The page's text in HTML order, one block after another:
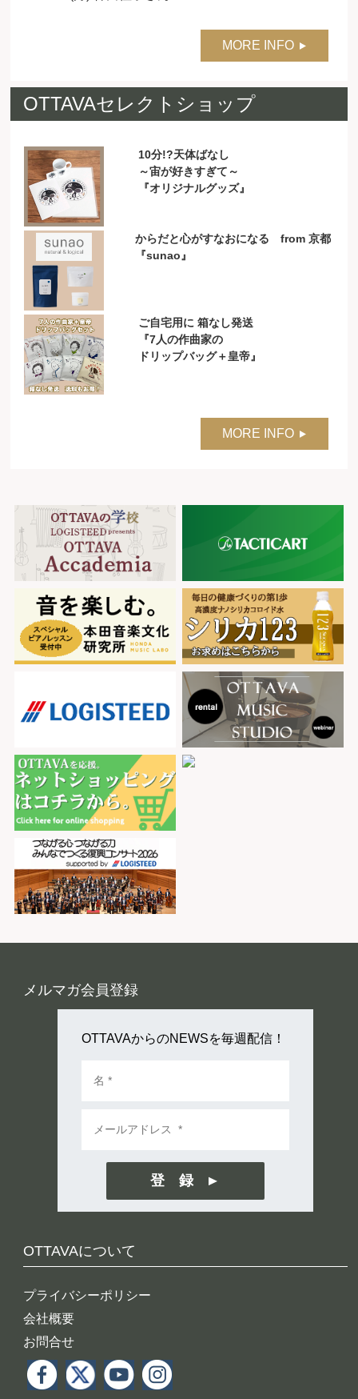
MORE INFO
OTTAVAセレクトショップ
10分!?天体ばなし
～宙が好きすぎて～
『オリジナルグッズ』
からだと心がすなおになる from 京都
『sunao』
ご自宅用に 箱なし発送
『7人の作曲家の
ドリップバッグ＋皇帝』
MORE INFO
OTTAVAについて
プライバシーポリシー
会社概要
お問合せ
メルマガ会員登録
OTTAVAからのNEWSを毎週配信！
登 録